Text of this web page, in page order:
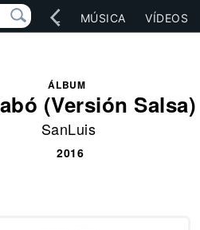
SOCIAL MÚSICA VÍDEOS
ÁLBUM
(Versión Salsa)
SanLuis
2016